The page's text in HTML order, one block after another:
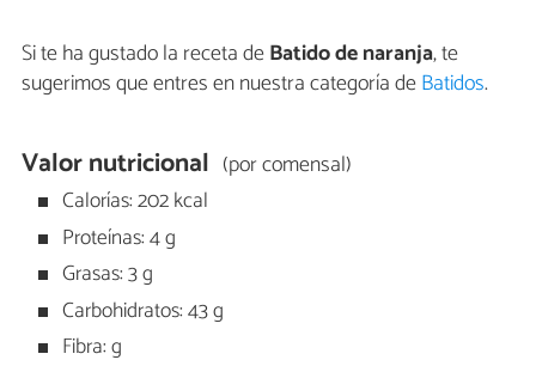
Si te ha gustado la receta deBatido de naranja, te
sugerimos que entres en nuestra categoría deBatidos.
Valor nutricional (por comensal)
Calorías: 202 kcal
Proteínas: 4 g
Grasas: 3 g
Carbohidratos: 43 g
Fibra: g